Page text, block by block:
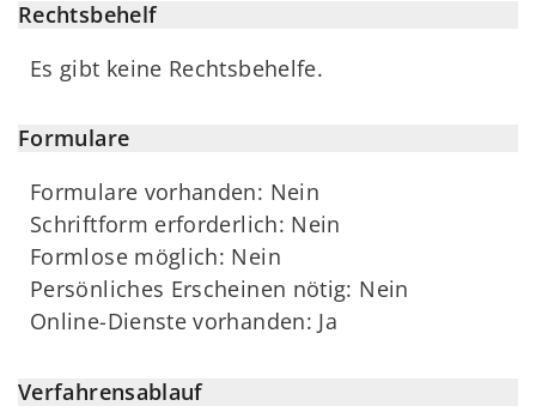
Rechtsbehelf
Es gibt keine Rechtsbehelfe.
Formulare
Formulare vorhanden: Nein
Schriftform erforderlich: Nein
Formlose möglich: Nein
Persönliches Erscheinen nötig: Nein
Online-Dienste vorhanden: Ja
Verfahrensablauf